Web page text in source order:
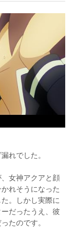
れでした。
女神アクアと顔
れそうになった
。しかし実際に
だったうえ、彼
たのです。